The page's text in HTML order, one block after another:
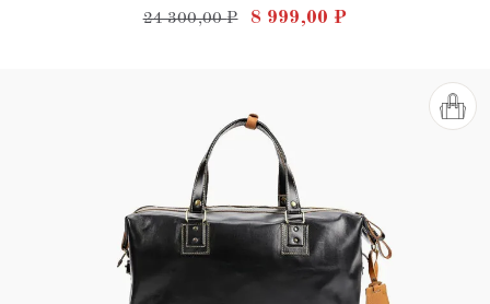
Оценка
4.90
24 300,00₽ Первоначальная цена
8 999,00 ₽Текущая цена: